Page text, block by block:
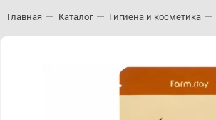
Главная Каталог Гигиена и косметика